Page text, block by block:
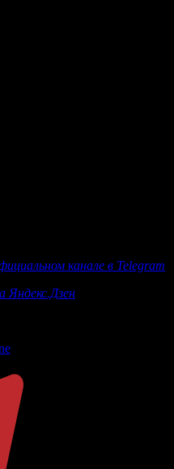
канале в Telegram
Яндекс.Дзен